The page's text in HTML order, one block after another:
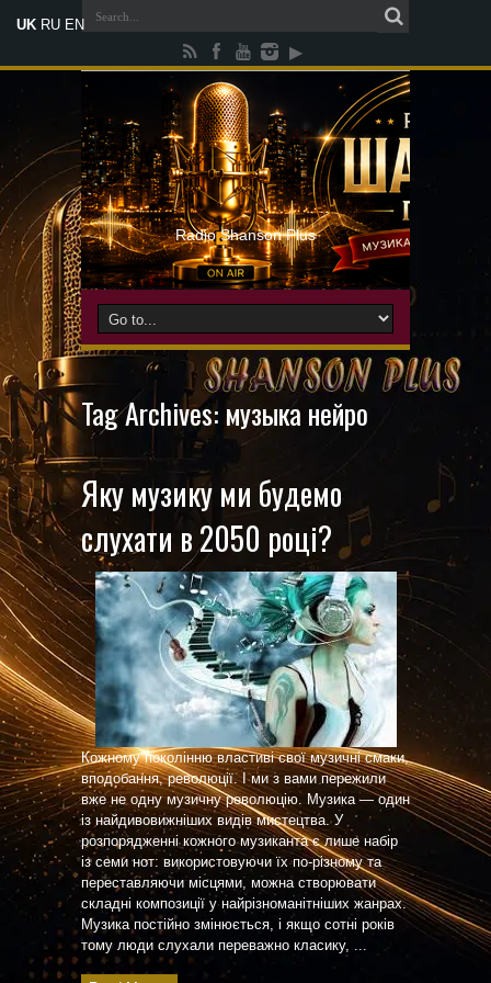
Radio Shanson Plus
Tag Archives:музыка нейро
Яку музику ми будемо
слухати в 2050 році?
Кожному поколінню властиві свої музичні смаки,
вподобання, революції. І ми з вами пережили
вже не одну музичну революцію. Музика — один
із найдивовижніших видів мистецтва. У
розпорядженні кожного музиканта є лише набір
із семи нот: використовуючи їх по-різному та
переставляючи місцями, можна створювати
складні композиції у найрізноманітніших жанрах.
Музика постійно змінюється, і якщо сотні років
тому люди слухали переважно класику, ...
UK RU EN